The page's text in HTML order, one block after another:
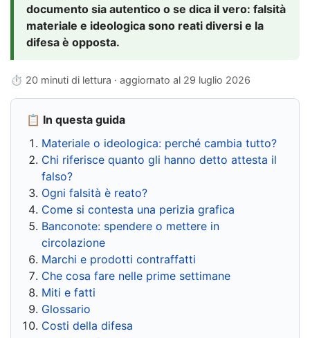
documento sia autentico o se dica il vero: falsità
materiale e ideologica sono reati diversi e la
difesa è opposta.
⏱ 20 minuti di lettura · aggiornato al 29 luglio 2026
📋 In questa guida
Materiale o ideologica: perché cambia tutto?
Chi riferisce quanto gli hanno detto attesta il
falso?
Ogni falsità è reato?
Come si contesta una perizia grafica
Banconote: spendere o mettere in
circolazione
Marchi e prodotti contraffatti
Che cosa fare nelle prime settimane
Miti e fatti
Glossario
Costi della difesa